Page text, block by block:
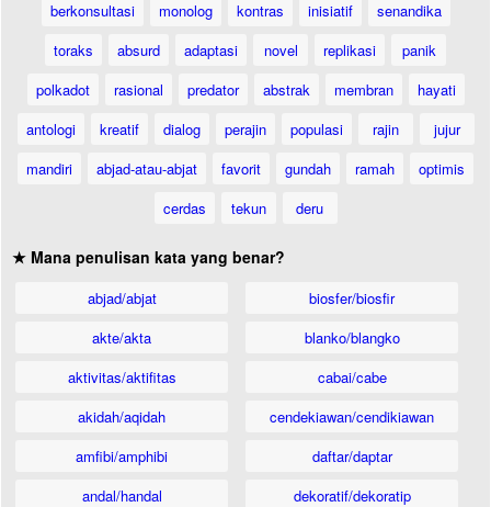
berkonsultasi
monolog kontras inisiatif
senandika
toraks
absurd adaptasi novel replikasi
panik
polkadot
rasional predator abstrak membran
hayati
antologi
kreatif dialog perajin populasi rajin
jujur
mandiri
abjad-atau-abjat favorit gundah ramah
optimis
cerdas
tekun deru
★ Mana penulisan kata yang benar?
abjad/abjat
akte/akta
aktivitas/aktifitas
akidah/aqidah
amfibi/amphibi
andal/handal
biosfer/biosfir
blanko/blangko
cabai/cabe
cendekiawan/cendikiawan
daftar/daptar
dekoratif/dekoratip